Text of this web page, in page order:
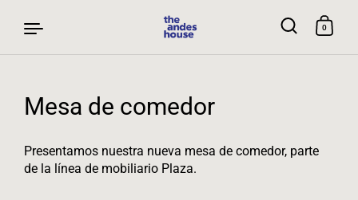
Skip to content
0
Mesa de comedor
Presentamos nuestra nueva mesa de comedor, parte
de la línea de mobiliario Plaza.